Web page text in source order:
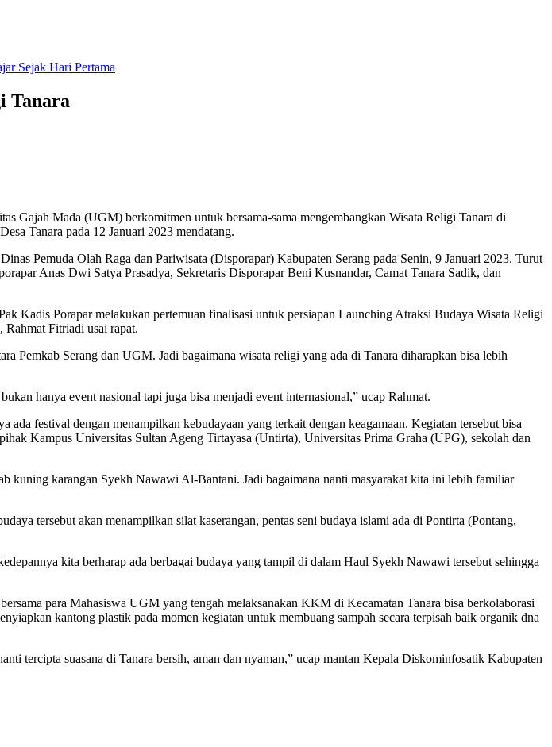
Sejak Hari Pertama
Tanara
Gajah Mada (UGM) berkomitmen untuk bersama-sama mengembangkan Wisata Religi Tanara di
Tanara pada 12 Januari 2023 mendatang.
Pemuda Olah Raga dan Pariwisata (Disporapar) Kabupaten Serang pada Senin, 9 Januari 2023. Turut
Anas Dwi Satya Prasadya, Sekretaris Disporapar Beni Kusnandar, Camat Tanara Sadik, dan
Kadis Porapar melakukan pertemuan finalisasi untuk persiapan Launching Atraksi Budaya Wisata Religi
Fitriadi usai rapat.
Pemkab Serang dan UGM. Jadi bagaimana wisata religi yang ada di Tanara diharapkan bisa lebih
hanya event nasional tapi juga bisa menjadi event internasional,” ucap Rahmat.
festival dengan menampilkan kebudayaan yang terkait dengan keagamaan. Kegiatan tersebut bisa
Kampus Universitas Sultan Ageng Tirtayasa (Untirta), Universitas Prima Graha (UPG), sekolah dan
kuning karangan Syekh Nawawi Al-Bantani. Jadi bagaimana nanti masyarakat kita ini lebih familiar
tersebut akan menampilkan silat kaserangan, pentas seni budaya islami ada di Pontirta (Pontang,
kita berharap ada berbagai budaya yang tampil di dalam Haul Syekh Nawawi tersebut sehingga
para Mahasiswa UGM yang tengah melaksanakan KKM di Kecamatan Tanara bisa berkolaborasi
kantong plastik pada momen kegiatan untuk membuang sampah secara terpisah baik organik dna
tercipta suasana di Tanara bersih, aman dan nyaman,” ucap mantan Kepala Diskominfosatik Kabupaten